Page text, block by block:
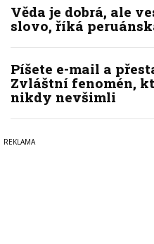
Věda je dobrá, ale
slovo, říká
Píšete e-mail a
Zvláštní fenomén,
nikdy nevšimli